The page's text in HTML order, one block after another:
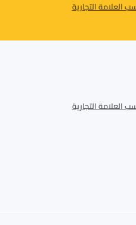
العلامة التجارية
العلامة التجارية